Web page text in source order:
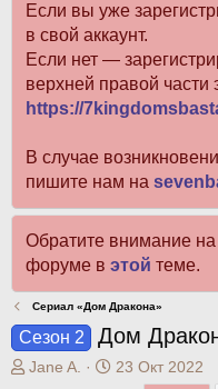
Если вы уже
в свой аккаунт.
Если нет —
верхней правой части
https://
В случае
пишите нам на
Обратите внимание
форуме в этой теме.
Сериал «Дом Дракона»
Сезон 2 Дом
А
Jane A.
Д
23 Окт 2022